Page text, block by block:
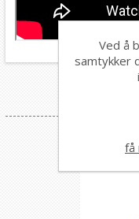
Ved å
samtykker
få